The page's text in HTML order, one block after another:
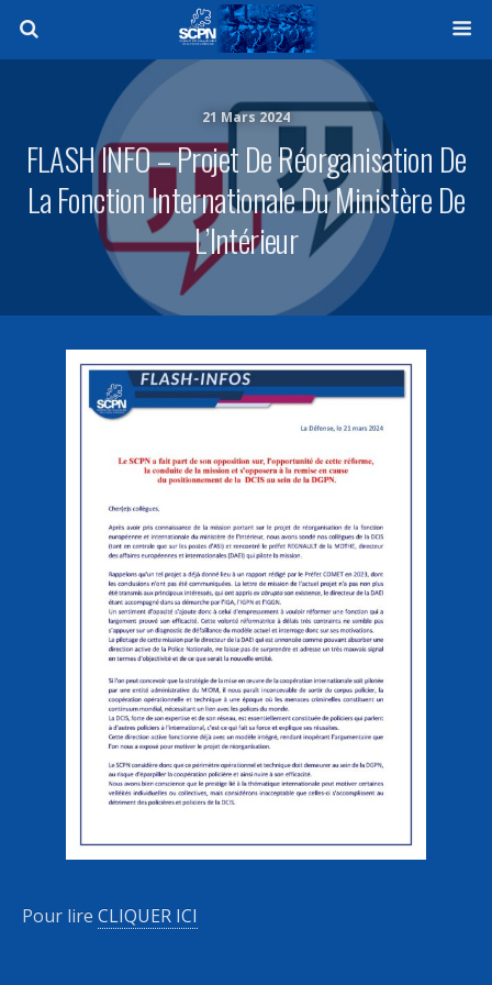
21 Mars 2024
FLASH INFO – Projet De Réorganisation De
La Fonction Internationale Du Ministère De
L’Intérieur
Pour lire CLIQUER ICI